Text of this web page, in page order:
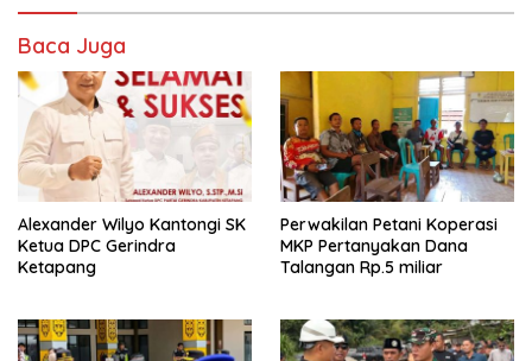
o
o
k
A
p
p
Baca Juga
Alexander Wilyo Kantongi SK
Ketua DPC Gerindra
Ketapang
Perwakilan Petani Koperasi
MKP Pertanyakan Dana
Talangan Rp.5 miliar